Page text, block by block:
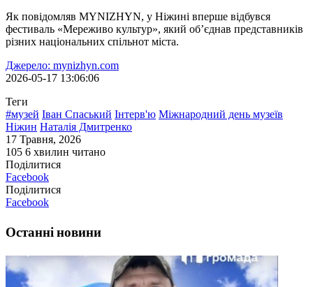
Як повідомляв MYNIZHYN, у Ніжині вперше відбувся
фестиваль «Мереживо культур», який об’єднав представників
різних національних спільнот міста.
Джерело: mynizhyn.com
2026-05-17 13:06:06
Теги
#музей Іван Спаський Інтерв'ю Міжнародний день музеїв
Ніжин Наталія Дмитренко
17 Травня, 2026
105 6 хвилин читано
Поділитися
Facebook
Поділитися
Facebook
Останні новини